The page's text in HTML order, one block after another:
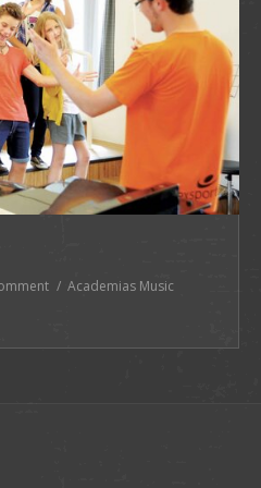
Academias Music